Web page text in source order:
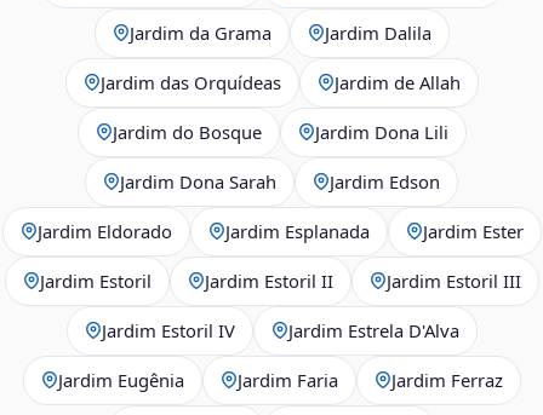
Jardim da Grama Jardim Dalila
Jardim das Orquídeas Jardim de Allah
Jardim do Bosque Jardim Dona Lili
Jardim Dona Sarah Jardim Edson
Jardim Eldorado Jardim Esplanada Jardim Ester
Jardim Estoril Jardim Estoril II Jardim Estoril III
Jardim Estoril IV Jardim Estrela D'Alva
Jardim Eugênia Jardim Faria Jardim Ferraz